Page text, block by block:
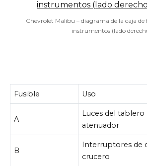
Chevrolet Malibu – diagrama de la caja de
instrumentos (lado
Fusible Uso
A
Luces del
atenuador
B
Interruptores de
crucero